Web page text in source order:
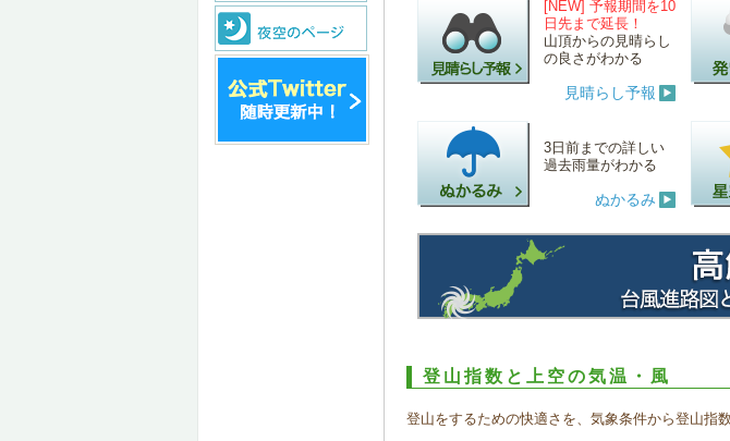
[NEW] 予報期間を10
日先まで延長！
山頂からの見晴らし
の良さがわかる
見晴らし予報
3日前までの詳しい
過去雨量がわかる
ぬかるみ
登山指数と上空の気温・風
登山をするための快適さを、気象条件から登山指